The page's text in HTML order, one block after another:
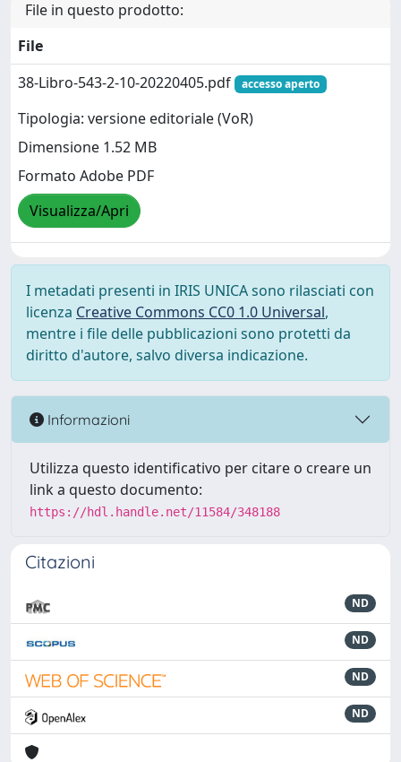
File in questo prodotto:
File
38-Libro-543-2-10-20220405.pdf
accesso aperto
Tipologia: versione editoriale (VoR)
Dimensione 1.52 MB
Formato Adobe PDF
Visualizza/Apri
I metadati presenti in IRIS UNICA sono rilasciati con
licenza Creative Commons CC0 1.0 Universal,
mentre i file delle pubblicazioni sono protetti da
diritto d'autore, salvo diversa indicazione.
Informazioni
Utilizza questo identificativo per citare o creare un
link a questo documento:
https://hdl.handle.net/11584/348188
Citazioni
ND
ND
ND
ND